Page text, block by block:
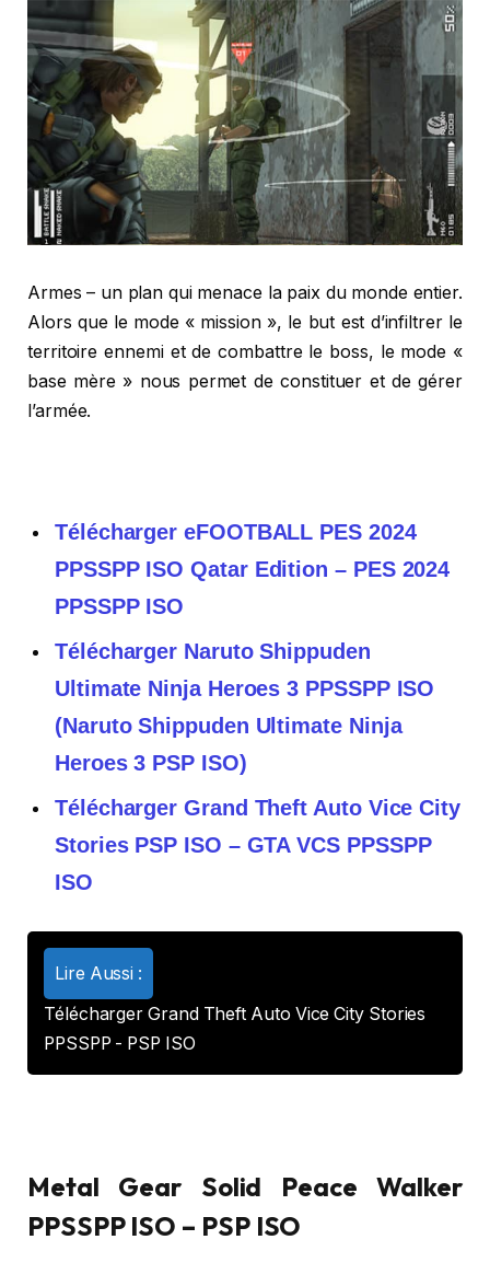
Armes – un plan qui menace la paix du monde entier.
Alors que le mode « mission », le but est d’infiltrer le
territoire ennemi et de combattre le boss, le mode «
base mère » nous permet de constituer et de gérer
l’armée.
Télécharger eFOOTBALL PES 2024
PPSSPP ISO Qatar Edition – PES 2024
PPSSPP ISO
Télécharger Naruto Shippuden
Ultimate Ninja Heroes 3 PPSSPP ISO
(Naruto Shippuden Ultimate Ninja
Heroes 3 PSP ISO)
Télécharger Grand Theft Auto Vice City
Stories PSP ISO – GTA VCS PPSSPP
ISO
Lire Aussi :
Télécharger Grand Theft Auto Vice City Stories
PPSSPP - PSP ISO
Metal Gear Solid Peace Walker
PPSSPP ISO – PSP ISO